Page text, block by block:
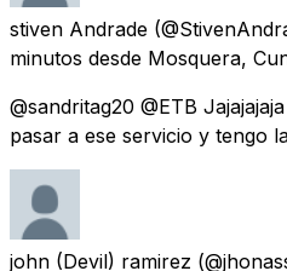
stiven Andrade
minutos desde Mosquera,
@sandritag20 @ETB
pasar a ese servicio y tengo
john (Devil) ramirez